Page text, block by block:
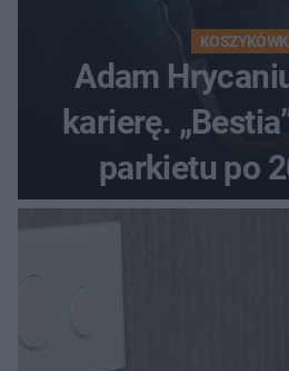
Adam
karierę.
parkietu po